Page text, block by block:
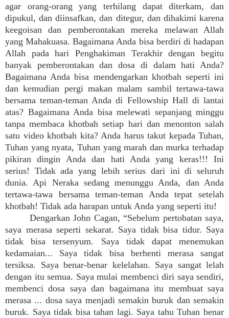
agar orang-orang yang terhilang dapat diterkam, dan
dipukul, dan diinsafkan, dan ditegur, dan dihakimi karena
keegoisan dan pemberontakan mereka melawan Allah
yang Mahakuasa. Bagaimana Anda bisa berdiri di hadapan
Allah pada hari Penghakiman Terakhir dengan begitu
banyak pemberontakan dan dosa di dalam hati Anda?
Bagaimana Anda bisa mendengarkan khotbah seperti ini
dan kemudian pergi makan malam sambil tertawa-tawa
bersama teman-teman Anda di Fellowship Hall di lantai
atas? Bagaimana Anda bisa melewati sepanjang minggu
tanpa membaca khotbah setiap hari dan menonton salah
satu video khotbah kita? Anda harus takut kepada Tuhan,
Tuhan yang nyata, Tuhan yang marah dan murka terhadap
pikiran dingin Anda dan hati Anda yang keras!!! Ini
serius! Tidak ada yang lebih serius dari ini di seluruh
dunia. Api Neraka sedang menunggu Anda, dan Anda
tertawa-tawa bersama teman-teman Anda tepat setelah
khotbah! Tidak ada harapan untuk Anda yang seperti itu!
Dengarkan John Cagan, “Sebelum pertobatan saya,
saya merasa seperti sekarat. Saya tidak bisa tidur. Saya
tidak bisa tersenyum. Saya tidak dapat menemukan
kedamaian... Saya tidak bisa berhenti merasa sangat
tersiksa. Saya benar-benar kelelahan. Saya sangat lelah
dengan itu semua. Saya mulai membenci diri saya sendiri,
membenci dosa saya dan bagaimana itu membuat saya
merasa ... dosa saya menjadi semakin buruk dan semakin
buruk. Saya tidak bisa tahan lagi. Saya tahu Tuhan benar